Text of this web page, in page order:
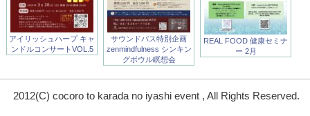
アイリッシュハープ キャ
ンドルコンサートVOL.5
サウンドバス特別企画
zenmindfulness シンキン
グボウル瞑想会
REAL FOOD 健康セミナ
ー 2月
2012(C) cocoro to karada no iyashi event , All Rights Reserved.